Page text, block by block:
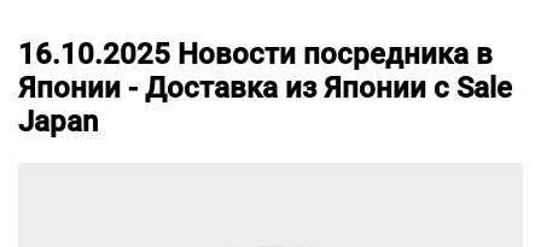
16.10.2025 Новости посредника в
Японии - Доставка из Японии с Sale
Japan